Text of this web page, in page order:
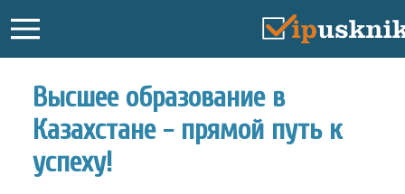
Высшее образование в
Казахстане - прямой путь к
успеху!